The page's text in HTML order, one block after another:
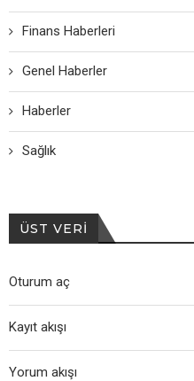
Finans Haberleri
Genel Haberler
Haberler
Sağlık
ÜST VERI
Oturum aç
Kayıt akışı
Yorum akışı